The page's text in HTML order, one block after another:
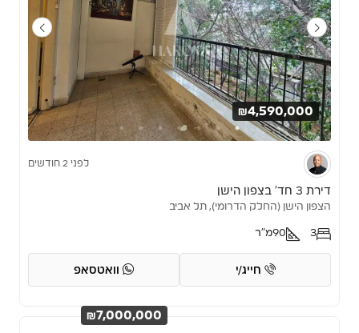
₪4,590,000
לפני 2 חודשים
דירת 3 חד’ בצפון הישן
הצפון הישן (החלק הדרומי), תל אביב
3
90מ"ר
חייג/י וואטסאפ
₪7,000,000